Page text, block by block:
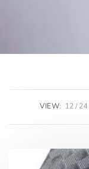
VIEW: 12 24